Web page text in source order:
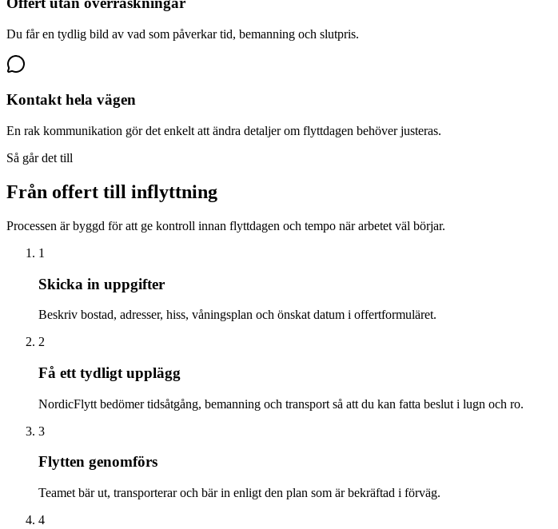
Du får en tydlig bild av vad som påverkar tid, bemanning och slutpris.
Kontakt hela vägen
En rak kommunikation gör det enkelt att ändra detaljer om flyttdagen behöver justeras.
Så går det till
Från offert till inflyttning
Processen är byggd för att ge kontroll innan flyttdagen och tempo när arbetet väl börjar.
1
Skicka in uppgifter
Beskriv bostad, adresser, hiss, våningsplan och önskat datum i offertformuläret.
2
Få ett tydligt upplägg
NordicFlytt bedömer tidsåtgång, bemanning och transport så att du kan fatta beslut i lugn och ro.
3
Flytten genomförs
Teamet bär ut, transporterar och bär in enligt den plan som är bekräftad i förväg.
4